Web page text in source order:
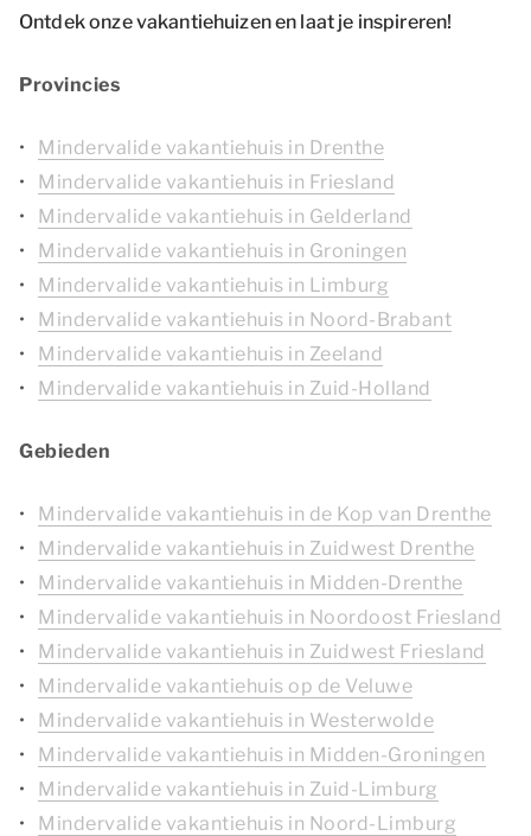
Ontdek onze vakantiehuizen en laat je inspireren!
Provincies
Mindervalide vakantiehuis in Drenthe
Mindervalide vakantiehuis in Friesland
Mindervalide vakantiehuis in Gelderland
Mindervalide vakantiehuis in Groningen
Mindervalide vakantiehuis in Limburg
Mindervalide vakantiehuis in Noord-Brabant
Mindervalide vakantiehuis in Zeeland
Mindervalide vakantiehuis in Zuid-Holland
Gebieden
Mindervalide vakantiehuis in de Kop van Drenthe
Mindervalide vakantiehuis in Zuidwest Drenthe
Mindervalide vakantiehuis in Midden-Drenthe
Mindervalide vakantiehuis in Noordoost Friesland
Mindervalide vakantiehuis in Zuidwest Friesland
Mindervalide vakantiehuis op de Veluwe
Mindervalide vakantiehuis in Westerwolde
Mindervalide vakantiehuis in Midden-Groningen
Mindervalide vakantiehuis in Zuid-Limburg
Mindervalide vakantiehuis in Noord-Limburg